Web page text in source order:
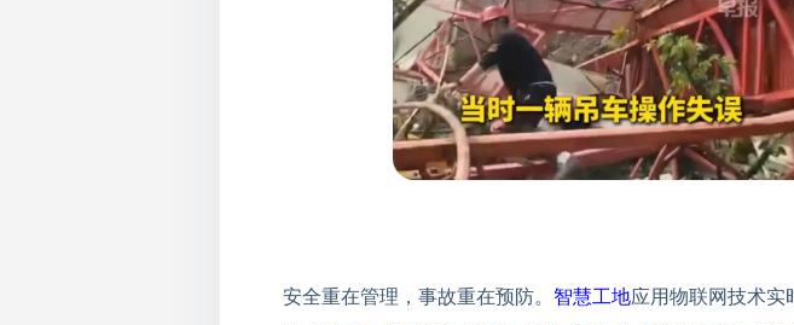
安全重在管理，事故重在预防。 智慧工地应用物联网技术实